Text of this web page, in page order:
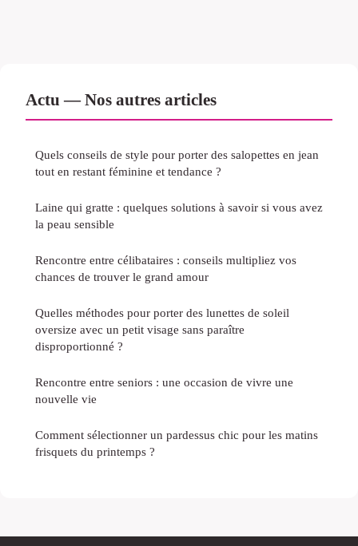
Actu — Nos autres articles
Quels conseils de style pour porter des salopettes en jean
tout en restant féminine et tendance ?
Laine qui gratte : quelques solutions à savoir si vous avez
la peau sensible
Rencontre entre célibataires : conseils multipliez vos
chances de trouver le grand amour
Quelles méthodes pour porter des lunettes de soleil
oversize avec un petit visage sans paraître
disproportionné ?
Rencontre entre seniors : une occasion de vivre une
nouvelle vie
Comment sélectionner un pardessus chic pour les matins
frisquets du printemps ?